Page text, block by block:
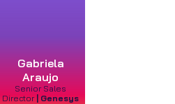
Gabriela
Araujo
Senior Sales
Director | Genesys